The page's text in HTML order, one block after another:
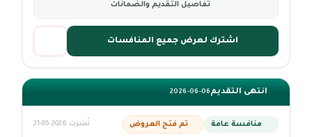
تفاصيل التقديم والضمانات
اشترك لعرض جميع المنافسات
انتهى التقديم2026-06-06
منافسة عامة تم فتح العروض نُشرت 2026-05-21